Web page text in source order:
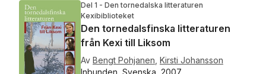
Del 1 - Den tornedalska litteraturen
Kexibiblioteket
Den tornedalsfinska litteraturen
från Kexi till Liksom
Av Bengt Pohjanen Kirsti Johansson
Inbunden, Svenska, 2007